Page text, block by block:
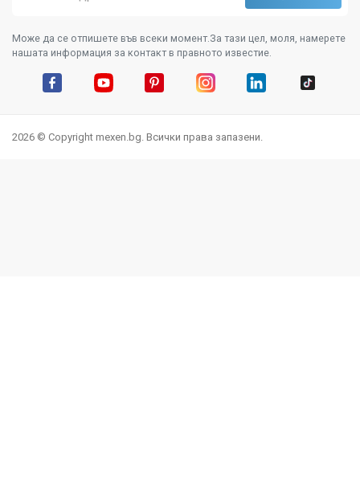
Може да се отпишете във всеки момент.За тази цел, моля, намерете
нашата информация за контакт в правното известие.
2026 © Copyright mexen.bg. Всички права запазени.